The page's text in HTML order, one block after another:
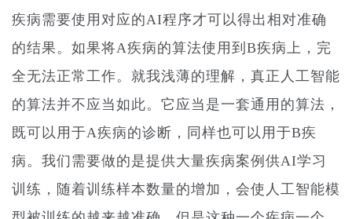
疾病需要使用对应的AI程序才可以得出相对准确
的结果。如果将A疾病的算法使用到B疾病上，完
全无法正常工作。就我浅薄的理解，真正人工智能
的算法并不应当如此。它应当是一套通用的算法，
既可以用于A疾病的诊断，同样也可以用于B疾
病。我们需要做的是提供大量疾病案例供AI学习
训练，随着训练样本数量的增加，会使人工智能模